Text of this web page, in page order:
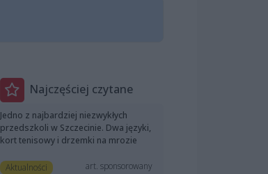
Najczęściej czytane
Jedno z najbardziej niezwykłych
przedszkoli w Szczecinie. Dwa języki,
kort tenisowy i drzemki na mrozie
Aktualności art. sponsorowany